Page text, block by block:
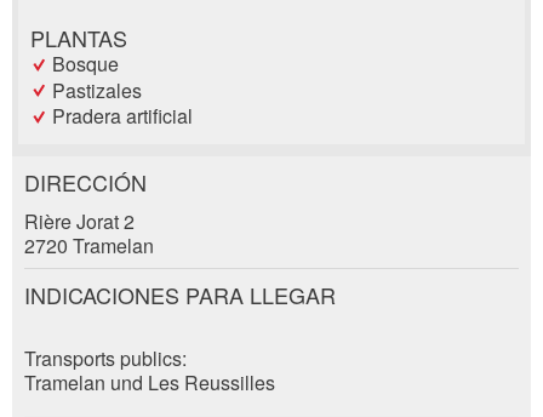
PLANTAS
Bosque
Pastizales
Pradera artificial
Reclamar por anuncio
Entrada no válida
Entrada incompleta
Recomiende este anuncio a sus amigos.
Reserva
*:
DIRECCIÓN
Rière Jorat 2
2720 Tramelan
INDICACIONES PARA LLEGAR
Transports publics:
Tramelan und Les Reussilles